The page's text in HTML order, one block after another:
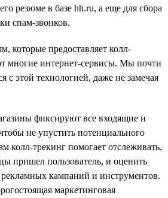
резюме в базе hh.ru, а еще для сбора
спам-звонков.
которые предоставляет колл-
многие интернет-сервисы. Мы почти
с этой технологией, даже не замечая
фиксируют все входящие и
не упустить потенциального
колл-трекинг помогает отслеживать,
пришел пользователь, и оценить
кампаний и инструментов.
маркетинговая